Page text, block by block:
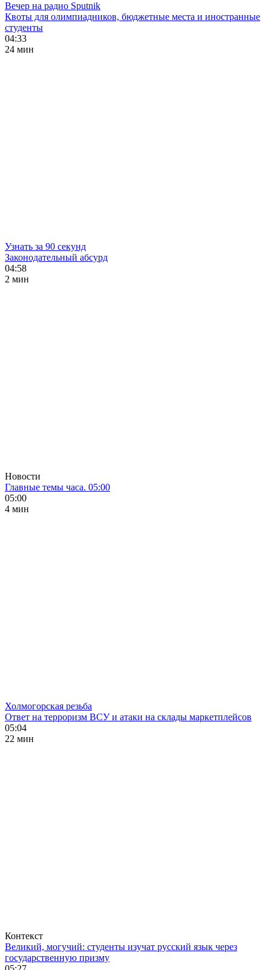
Вечер на радио Sputnik
Квоты для олимпиадников, бюджетные места и иностранные
студенты
04:33
24 мин
Узнать за 90 секунд
Законодательный абсурд
04:58
2 мин
Новости
Главные темы часа. 05:00
05:00
4 мин
Холмогорская резьба
Ответ на терроризм ВСУ и атаки на склады маркетплейсов
05:04
22 мин
Контекст
Великий, могучий: студенты изучат русский язык через
государственную призму